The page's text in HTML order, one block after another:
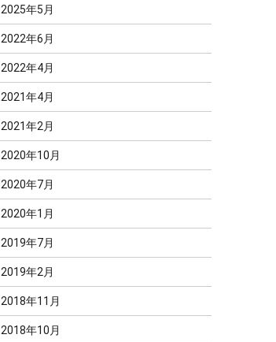
2025年5月
2022年6月
2022年4月
2021年4月
2021年2月
2020年10月
2020年7月
2020年1月
2019年7月
2019年2月
2018年11月
2018年10月